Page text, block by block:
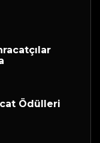
Ödülleri